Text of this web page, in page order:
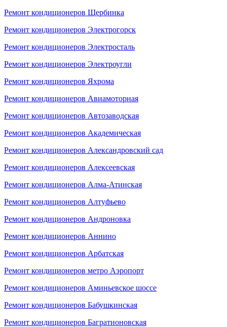
Ремонт кондиционеров Щербинка
Ремонт кондиционеров Электрогорск
Ремонт кондиционеров Электросталь
Ремонт кондиционеров Электроугли
Ремонт кондиционеров Яхрома
Ремонт кондиционеров Авиамоторная
Ремонт кондиционеров Автозаводская
Ремонт кондиционеров Академическая
Ремонт кондиционеров Александровский сад
Ремонт кондиционеров Алексеевская
Ремонт кондиционеров Алма-Атинская
Ремонт кондиционеров Алтуфьево
Ремонт кондиционеров Андроновка
Ремонт кондиционеров Аннино
Ремонт кондиционеров Арбатская
Ремонт кондиционеров метро Аэропорт
Ремонт кондиционеров Аминьевское шоссе
Ремонт кондиционеров Бабушкинская
Ремонт кондиционеров Багратионовская